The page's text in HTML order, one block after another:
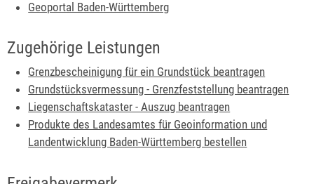
Geoportal Baden-Württemberg
Zugehörige Leistungen
Grenzbescheinigung für ein Grundstück beantragen
Grundstücksvermessung - Grenzfeststellung beantragen
Liegenschaftskataster - Auszug beantragen
Produkte des Landesamtes für Geoinformation und
Landentwicklung Baden-Württemberg bestellen